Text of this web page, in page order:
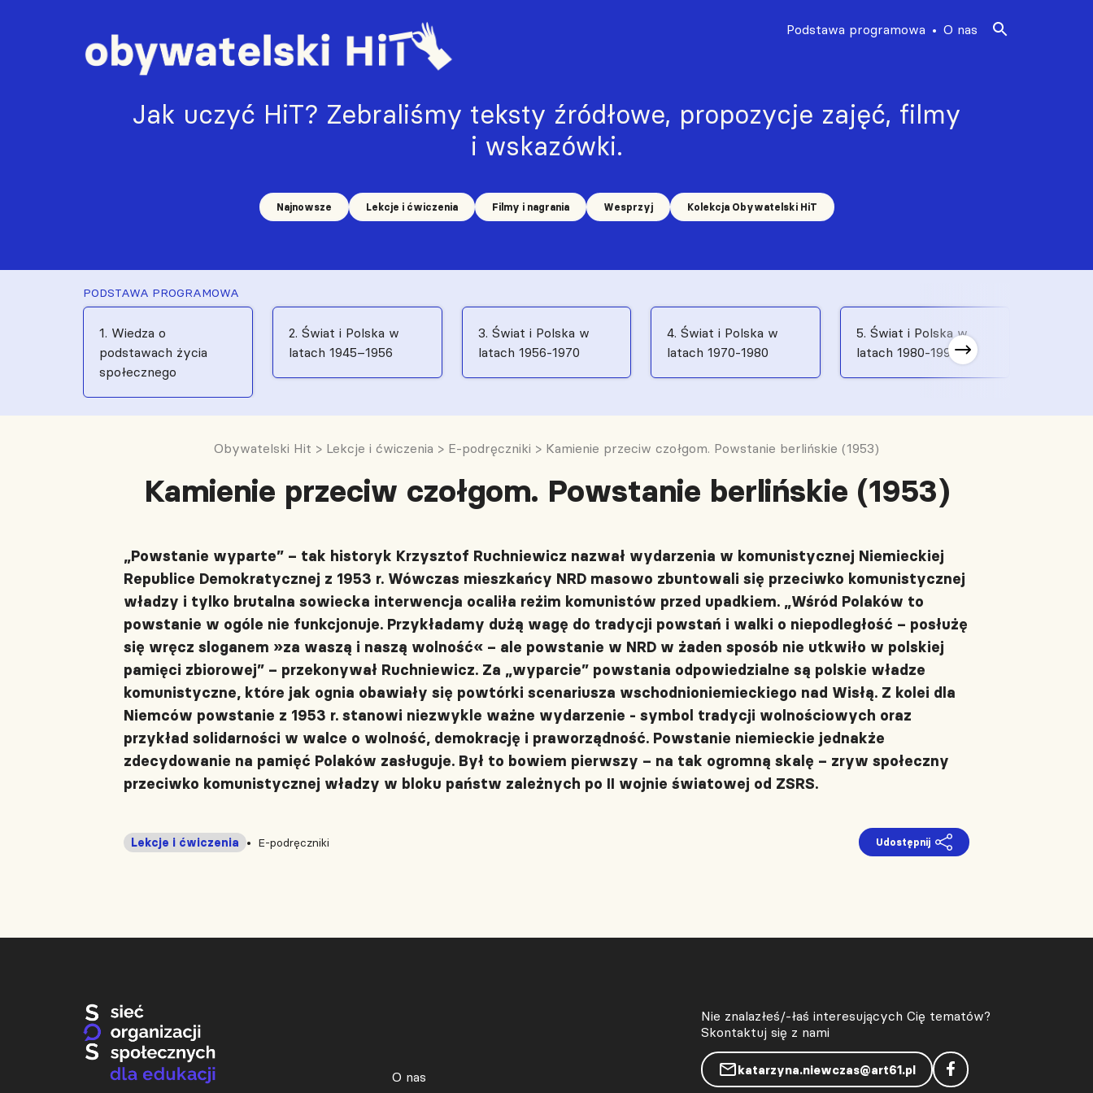
Jak uczyć HiT? Zebraliśmy teksty źródłowe, propozycje zajęć, filmy
i wskazówki.
Najnowsze Lekcje i ćwiczenia Filmy i nagrania Wesprzyj Kolekcja Obywatelski HiT
Podstawa programowa O nas
PODSTAWA PROGRAMOWA
1. Wiedza o
podstawach życia
społecznego
2. Świat i Polska w
latach 1945–1956
3. Świat i Polska w
latach 1956-1970
4. Świat i Polska w
latach 1970-1980
5. Świat i Polska w
latach 1980-1991
Obywatelski Hit > Lekcje i ćwiczenia > E-podręczniki > Kamienie przeciw czołgom. Powstanie berlińskie (1953)
Kamienie przeciw czołgom. Powstanie berlińskie (1953)
„Powstanie wyparte” – tak historyk Krzysztof Ruchniewicz nazwał wydarzenia w komunistycznej Niemieckiej
Republice Demokratycznej z 1953 r. Wówczas mieszkańcy NRD masowo zbuntowali się przeciwko komunistycznej
władzy i tylko brutalna sowiecka interwencja ocaliła reżim komunistów przed upadkiem. „Wśród Polaków to
powstanie w ogóle nie funkcjonuje. Przykładamy dużą wagę do tradycji powstań i walki o niepodległość – posłużę
się wręcz sloganem »za waszą i naszą wolność« – ale powstanie w NRD w żaden sposób nie utkwiło w polskiej
pamięci zbiorowej” – przekonywał Ruchniewicz. Za „wyparcie” powstania odpowiedzialne są polskie władze
komunistyczne, które jak ognia obawiały się powtórki scenariusza wschodnioniemieckiego nad Wisłą. Z kolei dla
Niemców powstanie z 1953 r. stanowi niezwykle ważne wydarzenie - symbol tradycji wolnościowych oraz
przykład solidarności w walce o wolność, demokrację i praworządność. Powstanie niemieckie jednakże
zdecydowanie na pamięć Polaków zasługuje. Był to bowiem pierwszy – na tak ogromną skalę – zryw społeczny
przeciwko komunistycznej władzy w bloku państw zależnych po II wojnie światowej od ZSRS.
E-podręczniki
Lekcje i ćwiczenia Udostępnij
O nas
Nie znalazłeś/-łaś interesujących Cię tematów?
Skontaktuj się z nami
katarzyna.niewczas@art61.pl